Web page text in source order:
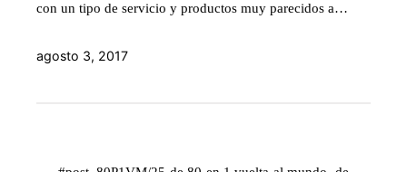
con un tipo de servicio y productos muy parecidos a…
agosto 3, 2017